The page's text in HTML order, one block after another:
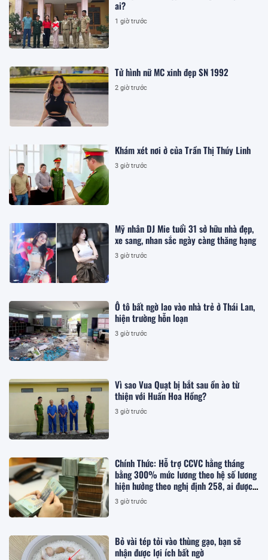
ai?
1 giờ trước
Tử hình nữ MC xinh đẹp SN 1992
2 giờ trước
Khám xét nơi ở của Trần Thị Thúy Linh
3 giờ trước
Mỹ nhân DJ Mie tuổi 31 sở hữu nhà đẹp,
xe sang, nhan sắc ngày càng thăng hạng
3 giờ trước
Ô tô bất ngờ lao vào nhà trẻ ở Thái Lan,
hiện trường hỗn loạn
3 giờ trước
Vì sao Vua Quạt bị bắt sau ồn ào từ
thiện với Huấn Hoa Hồng?
3 giờ trước
Chính Thức: Hỗ trợ CCVC hằng tháng
bằng 300% mức lương theo hệ số lương
hiện hưởng theo nghị định 258, ai được
hưởng?
3 giờ trước
Bỏ vài tép tỏi vào thùng gạo, bạn sẽ
nhận được lợi ích bất ngờ